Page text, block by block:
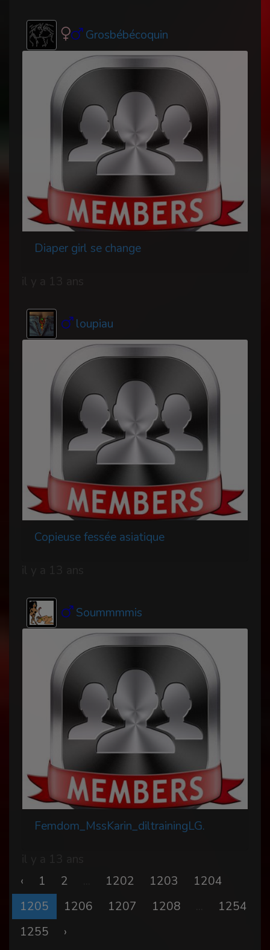
Grosbébécoquin
Diaper girl se change
loupiau
Copieuse fessée asiatique
Soummmmis
Femdom_MssKarin_diltrainingLG.
‹
1 2 1202 1203
1204
1205
1206 1207 1208
1254
1255
›